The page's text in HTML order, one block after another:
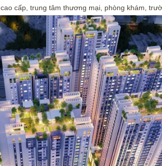
cấp, trung tâm thương mại, phòng khám,